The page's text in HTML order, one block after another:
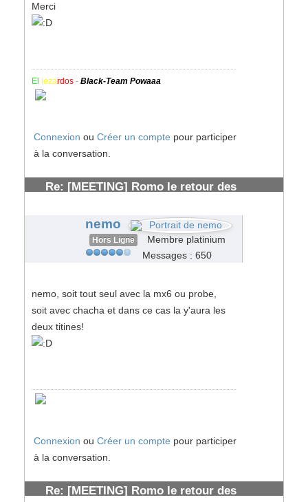
Merci
El lezardos - Black-Team Powaaa
Connexion ou Créer un compte pour participer
à la conversation.
Re: [MEETING] Romo le retour des
nemo
Hors Ligne
Membre platinium
Messages : 650
nemo, soit tout seul avec la mx6 ou probe,
soit avec chacha et dans ce cas la y'aura les
deux titines!
Connexion ou Créer un compte pour participer
à la conversation.
Re: [MEETING] Romo le retour des